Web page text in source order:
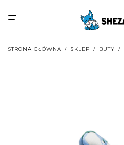
STRONA GŁÓWNA / SKLEP / BUTY /